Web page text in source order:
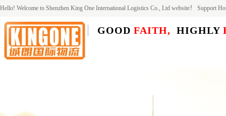
Hello! Welcome to Shenzhen King One International Logistics Co., Ltd website！ Support
GOOD FAITH, HIGHLY